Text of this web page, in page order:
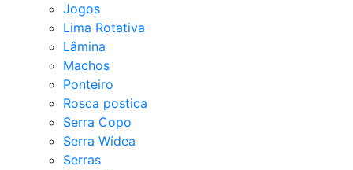
Jogos
Lima Rotativa
Lâmina
Machos
Ponteiro
Rosca postica
Serra Copo
Serra Wídea
Serras